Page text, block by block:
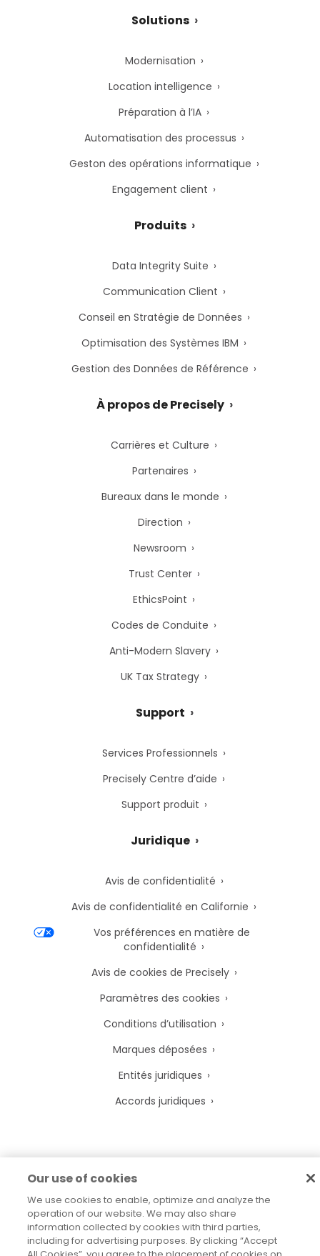
Solutions
Modernisation
Location intelligence
Préparation à l’IA
Automatisation des processus
Geston des opérations informatique
Engagement client
Produits
Data Integrity Suite
Communication Client
Conseil en Stratégie de Données
Optimisation des Systèmes IBM
Gestion des Données de Référence
À propos de Precisely
Carrières et Culture
Partenaires
Bureaux dans le monde
Direction
Newsroom
Trust Center
EthicsPoint
Codes de Conduite
Anti-Modern Slavery
UK Tax Strategy
Support
Services Professionnels
Precisely Centre d’aide
Support produit
Juridique
Avis de confidentialité
Avis de confidentialité en Californie
Vos préférences en matière de
confidentialité
Avis de cookies de Precisely
Paramètres des cookies
Conditions d’utilisation
Marques déposées
Entités juridiques
Accords juridiques
2026
Plan de site
Déclaration d’accessibilité
Our use of cookies
We use cookies to enable, optimize and analyze the
operation of our website. We may also share
information collected by cookies with third parties,
including for advertising purposes. By clicking “Accept